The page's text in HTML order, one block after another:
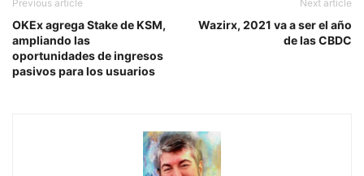
Previous article
OKEx agrega Stake de KSM,
ampliando las
oportunidades de ingresos
pasivos para los usuarios
Next article
Wazirx, 2021 va a ser el año
de las CBDC